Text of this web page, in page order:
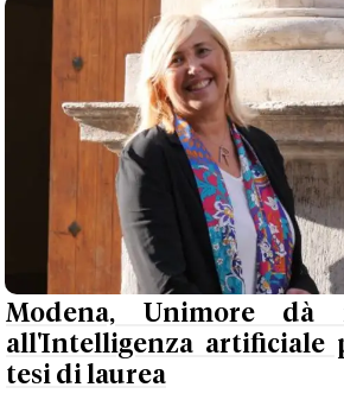
Modena, Unimore
all'Intelligenza artificiale
tesi di laurea